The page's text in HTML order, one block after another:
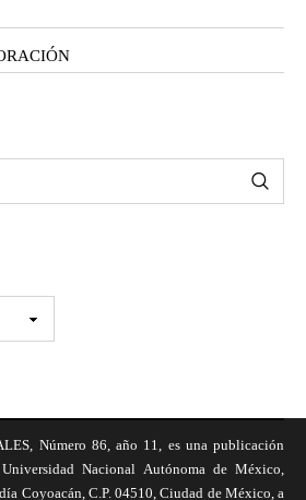
Número 86, año 11, es una publicación
Nacional Autónoma de México,
Coyoacán, C.P. 04510, Ciudad de México, a